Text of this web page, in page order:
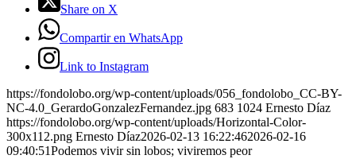
Share on X
Compartir en WhatsApp
Link to Instagram
https://fondolobo.org/wp-content/uploads/056_fondolobo_CC-BY-
NC-4.0_GerardoGonzalezFernandez.jpg 683 1024 Ernesto Díaz
https://fondolobo.org/wp-content/uploads/Horizontal-Color-
300x112.png Ernesto Díaz2026-02-13 16:22:462026-02-16
09:40:51Podemos vivir sin lobos; viviremos peor